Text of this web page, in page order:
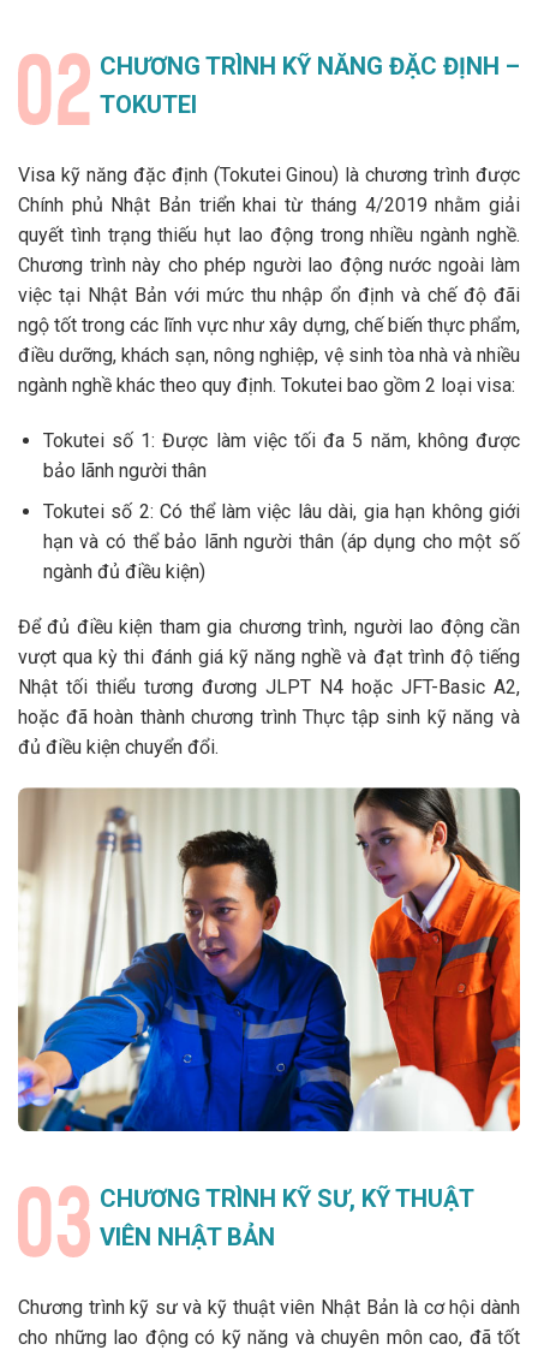
CHƯƠNG TRÌNH KỸ NĂNG ĐẶC ĐỊNH –
TOKUTEI
Visa kỹ năng đặc định (Tokutei Ginou) là chương trình được
Chính phủ Nhật Bản triển khai từ tháng 4/2019 nhằm giải
quyết tình trạng thiếu hụt lao động trong nhiều ngành nghề.
Chương trình này cho phép người lao động nước ngoài làm
việc tại Nhật Bản với mức thu nhập ổn định và chế độ đãi
ngộ tốt trong các lĩnh vực như xây dựng, chế biến thực phẩm,
điều dưỡng, khách sạn, nông nghiệp, vệ sinh tòa nhà và nhiều
ngành nghề khác theo quy định. Tokutei bao gồm 2 loại visa:
Tokutei số 1: Được làm việc tối đa 5 năm, không được
bảo lãnh người thân
Tokutei số 2: Có thể làm việc lâu dài, gia hạn không giới
hạn và có thể bảo lãnh người thân (áp dụng cho một số
ngành đủ điều kiện)
Để đủ điều kiện tham gia chương trình, người lao động cần
vượt qua kỳ thi đánh giá kỹ năng nghề và đạt trình độ tiếng
Nhật tối thiểu tương đương JLPT N4 hoặc JFT-Basic A2,
hoặc đã hoàn thành chương trình Thực tập sinh kỹ năng và
đủ điều kiện chuyển đổi.
CHƯƠNG TRÌNH KỸ SƯ, KỸ THUẬT
VIÊN NHẬT BẢN
Chương trình kỹ sư và kỹ thuật viên Nhật Bản là cơ hội dành
cho những lao động có kỹ năng và chuyên môn cao, đã tốt